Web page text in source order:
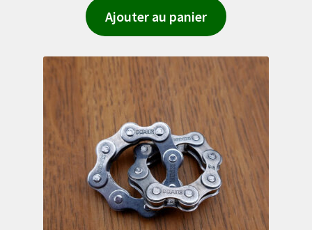
Ajouter au panier